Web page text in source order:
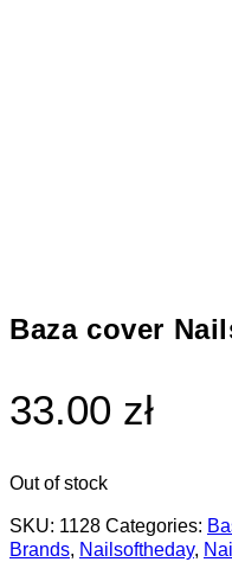
Baza cover
33.00 zł
Out of stock
SKU: 1128 Categories:
Brands, Nailsoftheday,